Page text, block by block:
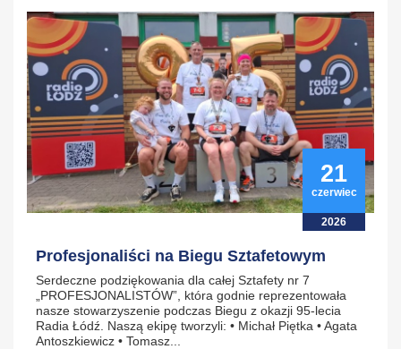
21
czerwiec
2026
Profesjonaliści na Biegu Sztafetowym
Serdeczne podziękowania dla całej Sztafety nr 7
„PROFESJONALISTÓW”, która godnie reprezentowała
nasze stowarzyszenie podczas Biegu z okazji 95-lecia
Radia Łódź. Naszą ekipę tworzyli: • Michał Piętka • Agata
Antoszkiewicz • Tomasz...